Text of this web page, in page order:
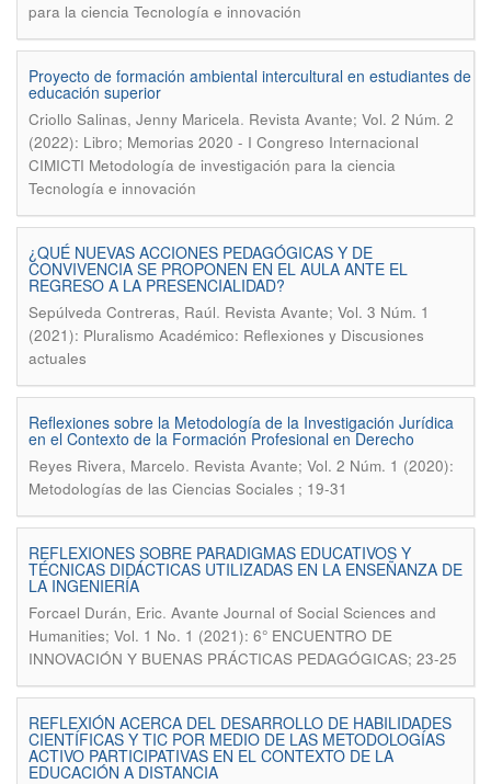
para la ciencia Tecnología e innovación
Proyecto de formación ambiental intercultural en estudiantes de
educación superior
Criollo Salinas, Jenny Maricela. Revista Avante; Vol. 2 Núm. 2
(2022): Libro; Memorias 2020 - I Congreso Internacional
CIMICTI Metodología de investigación para la ciencia
Tecnología e innovación
¿QUÉ NUEVAS ACCIONES PEDAGÓGICAS Y DE
CONVIVENCIA SE PROPONEN EN EL AULA ANTE EL
REGRESO A LA PRESENCIALIDAD?
Sepúlveda Contreras, Raúl. Revista Avante; Vol. 3 Núm. 1
(2021): Pluralismo Académico: Reflexiones y Discusiones
actuales
Reflexiones sobre la Metodología de la Investigación Jurídica
en el Contexto de la Formación Profesional en Derecho
Reyes Rivera, Marcelo. Revista Avante; Vol. 2 Núm. 1 (2020):
Metodologías de las Ciencias Sociales ; 19-31
REFLEXIONES SOBRE PARADIGMAS EDUCATIVOS Y
TÉCNICAS DIDÁCTICAS UTILIZADAS EN LA ENSEÑANZA DE
LA INGENIERÍA
Forcael Durán, Eric. Avante Journal of Social Sciences and
Humanities; Vol. 1 No. 1 (2021): 6° ENCUENTRO DE
INNOVACIÓN Y BUENAS PRÁCTICAS PEDAGÓGICAS; 23-25
REFLEXIÓN ACERCA DEL DESARROLLO DE HABILIDADES
CIENTÍFICAS Y TIC POR MEDIO DE LAS METODOLOGÍAS
ACTIVO PARTICIPATIVAS EN EL CONTEXTO DE LA
EDUCACIÓN A DISTANCIA